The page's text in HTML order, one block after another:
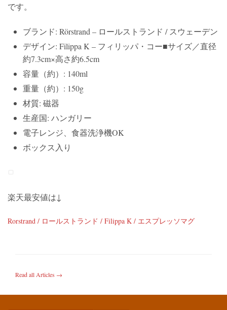
です。
ブランド: Rörstrand – ロールストランド / スウェーデン
デザイン: Filippa K – フィリッパ・コー■サイズ／直径
約7.3cm×高さ約6.5cm
容量（約）: 140ml
重量（約）: 150g
材質: 磁器
生産国: ハンガリー
電子レンジ、食器洗浄機OK
ボックス入り
楽天最安値は↓
Rorstrand / ロールストランド / Filippa K / エスプレッソマグ
Read all Articles →